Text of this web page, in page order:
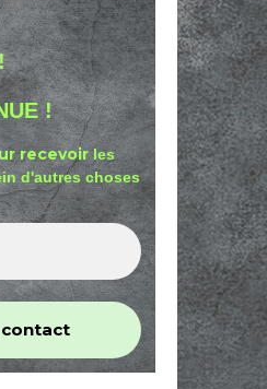
!
recevoirles
d'autres choses